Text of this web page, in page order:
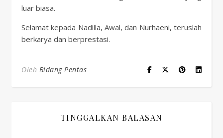
luar biasa.
Selamat kepada Nadilla, Awal, dan Nurhaeni, teruslah
berkarya dan berprestasi.
Oleh Bidang Pentas
TINGGALKAN BALASAN